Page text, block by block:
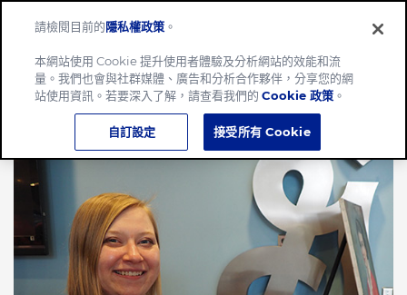
請檢閱目前的隱私權政策 。
本網站使用 Cookie 提升使用者體驗及分析網站的效能和流
量。我們也會與社群媒體、廣告和分析合作夥伴，分享您的網
站使用資訊。若要深入了解，請查看我們的Cookie 政策 。
自訂設定 接受所有 Cookie